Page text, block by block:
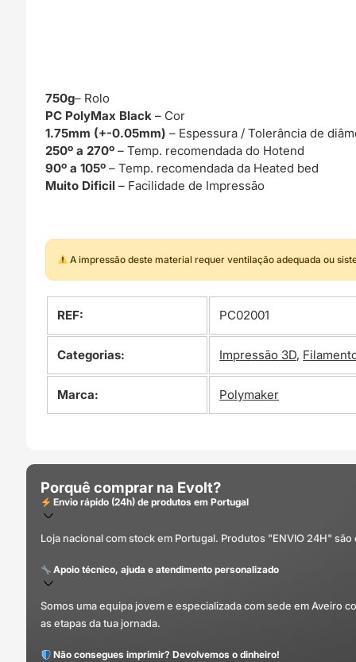
750g– Rolo
PC PolyMax Black– Cor
1.75mm (+-0.05mm) – Espessura / Tolerância de
250º a 270º – Temp. recomendada do Hotend
90º a 105º – Temp. recomendada da Heated bed
Muito Dificil– Facilidade de Impressão
A impressão deste material requer ventilação adequada ou
REF: PC02001
Categorias: Impressão 3D,
Marca: Polymaker
Porquê comprar na Evolt?
Envio rápido (24h) de produtos em Portugal
Loja nacional com stock em Portugal. Produtos "ENVIO 24H"
Apoio técnico, ajuda e atendimento personalizado
Somos uma equipa jovem e especializada com sede em Aveiro
as etapas da tua jornada.
Não consegues imprimir? Devolvemos o dinheiro!